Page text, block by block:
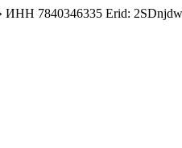
7840346335 Erid: